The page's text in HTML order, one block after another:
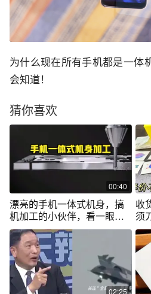
为什么现在所有手机都是一体
会知道！
猜你喜欢
00:40
漂亮的手机一体式机身，搞
机加工的小伙伴，看一眼能
懂吗？
收
须
金
02:25